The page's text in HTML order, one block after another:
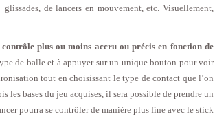
de lancers en mouvement, etc. Visuellement,
contrôle plus ou moins accru ou précis en fonction de
de balle et à appuyer sur un unique bouton pour voir
tout en choisissant le type de contact que l’on
les bases du jeu acquises, il sera possible de prendre un
pourra se contrôler de manière plus fine avec le stick